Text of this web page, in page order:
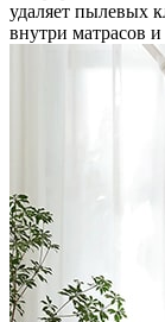
удаляет пылевых
внутри матрасов